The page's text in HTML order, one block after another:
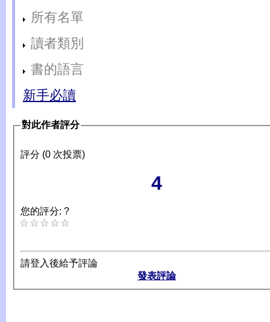
所有名單
讀者類別
書的語言
新手必讀
對此作者評分
評分 (0 次投票)
4
您的評分: ?
請登入後給予評論
發表評論